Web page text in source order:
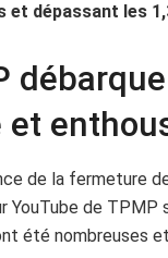
et dépassant les
et
de la fermeture
YouTube de TPMP
été nombreuses